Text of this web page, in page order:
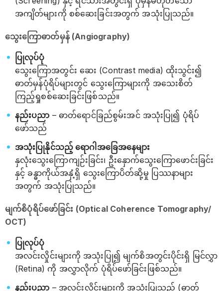
အကျိတ်များကို စစ်ဆေးခြင်းအတွက် အသုံးပြုသည်။
သွေးကြောဓာတ်မှန် (Angiography)
ပြုလုပ်ပုံ
သွေးကြောအတွင်း ဆေး (Contrast media) ထိုးသွင်း၍
ဓာတ်မှန်ပုံရိပ်များတွင် သွေးကြောများကို အသေးစိတ်
ကြည့်ရှုစစ်ဆေးခြင်းဖြစ်သည်။
နည်းပညာ – ဓာတ်ရောင်ခြည်စွမ်းအင် အသုံးပြု၍ ပုံရိပ်
ဖော်သည်
အသုံးပြုနိုင်သည့် ရောဂါအခြေအနေများ
နှလုံးသွေးကြောကျဉ်းခြင်း၊ ဦးနှောက်သွေးကြောဖောင်းခြင်း
နှင့် ခန္ဓာကိုယ်အနှံ့ရှိ သွေးကြောပိတ်ဆို့မှု ပြဿနာများ
အတွက် အသုံးပြုသည်။
မျက်စိပုံရိပ်ဖော်ခြင်း (Optical Coherence Tomography/
OCT)
ပြုလုပ်ပုံ
အလင်းလှိုင်းများကို အသုံးပြု၍ မျက်စိအတွင်းပိုင်းရှိ မြင်လွှာ
(Retina) ကို အလွှာလိုက် ပုံရိပ်ဖော်ခြင်းဖြစ်သည်။
နည်းပညာ – အလင်းလှိုင်းများကို အသုံးပြုသည် (ဓာတ်